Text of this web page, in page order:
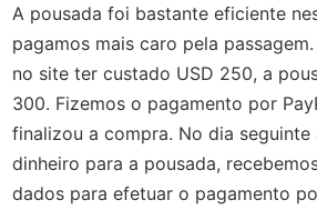
A pousada foi bastante eficiente
pagamos mais caro pela
no site ter custado USD 250, a
300. Fizemos o pagamento por
finalizou a compra. No dia
dinheiro para a pousada,
dados para efetuar o pagamento